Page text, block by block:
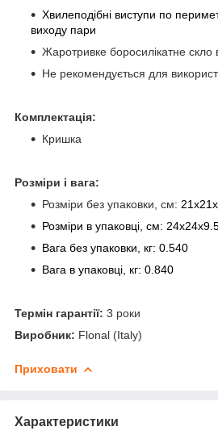
Хвилеподібні виступи по
виходу пари
Жаротривке боросилікатне скло
Не рекомендується для
Комплектація:
Кришка
Розміри і вага:
Розміри без упаковки, см:
Розміри в упаковці, см:
Вага без упаковки, кг: 0.540
Вага в упаковці, кг: 0.840
Термін гарантії: 3 роки
Виробник: Flonal (Italy)
Приховати
Характеристики